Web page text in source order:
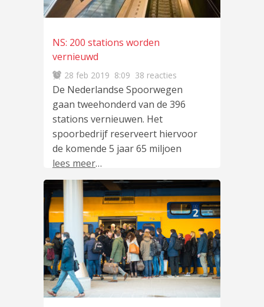
NS: 200 stations worden
vernieuwd
28 feb 2019 8:09 38 reacties
De Nederlandse Spoorwegen
gaan tweehonderd van de 396
stations vernieuwen. Het
spoorbedrijf reserveert hiervoor
de komende 5 jaar 65 miljoen
lees meer…